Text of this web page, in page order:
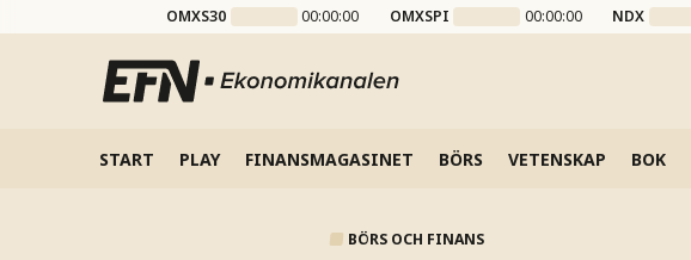
OMXS30 00:00:00 OMXSPI 00:00:00 NDX
START PLAY FINANSMAGASINET BÖRS VETENSKAP BOK
BÖRS OCH FINANS